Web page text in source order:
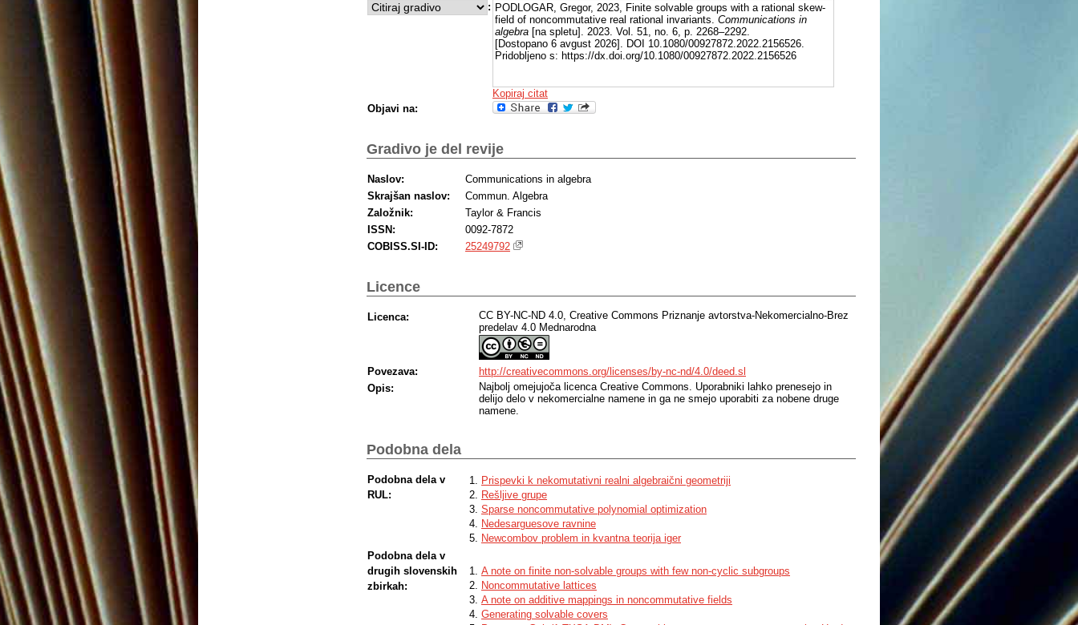
: PODLOGAR, Gregor, 2023, Finite solvable groups with a rational skew-
field of noncommutative real rational invariants. Communications in
algebra [na spletu]. 2023. Vol. 51, no. 6, p. 2268–2292.
[Dostopano 6 avgust 2026]. DOI 10.1080/00927872.2022.2156526.
Pridobljeno s: https://dx.doi.org/10.1080/00927872.2022.2156526
Kopiraj citat
Objavi na:
Gradivo je del revije
Naslov:
Communications in algebra
Skrajšan naslov:
Commun. Algebra
Založnik:
Taylor & Francis
ISSN:
0092-7872
COBISS.SI-ID:
25249792
Licence
Licenca:
CC BY-NC-ND 4.0, Creative Commons Priznanje avtorstva-Nekomercialno-Brez
predelav 4.0 Mednarodna
Povezava:
http://creativecommons.org/licenses/by-nc-nd/4.0/deed.sl
Opis:
Najbolj omejujoča licenca Creative Commons. Uporabniki lahko prenesejo in
delijo delo v nekomercialne namene in ga ne smejo uporabiti za nobene druge
namene.
Podobna dela
Podobna dela v
RUL:
Prispevki k nekomutativni realni algebraični geometriji
Rešljive grupe
Sparse noncommutative polynomial optimization
Nedesarguesove ravnine
Newcombov problem in kvantna teorija iger
Podobna dela v
drugih slovenskih
zbirkah:
A note on finite non-solvable groups with few non-cyclic subgroups
Noncommutative lattices
A note on additive mappings in noncommutative fields
Generating solvable covers